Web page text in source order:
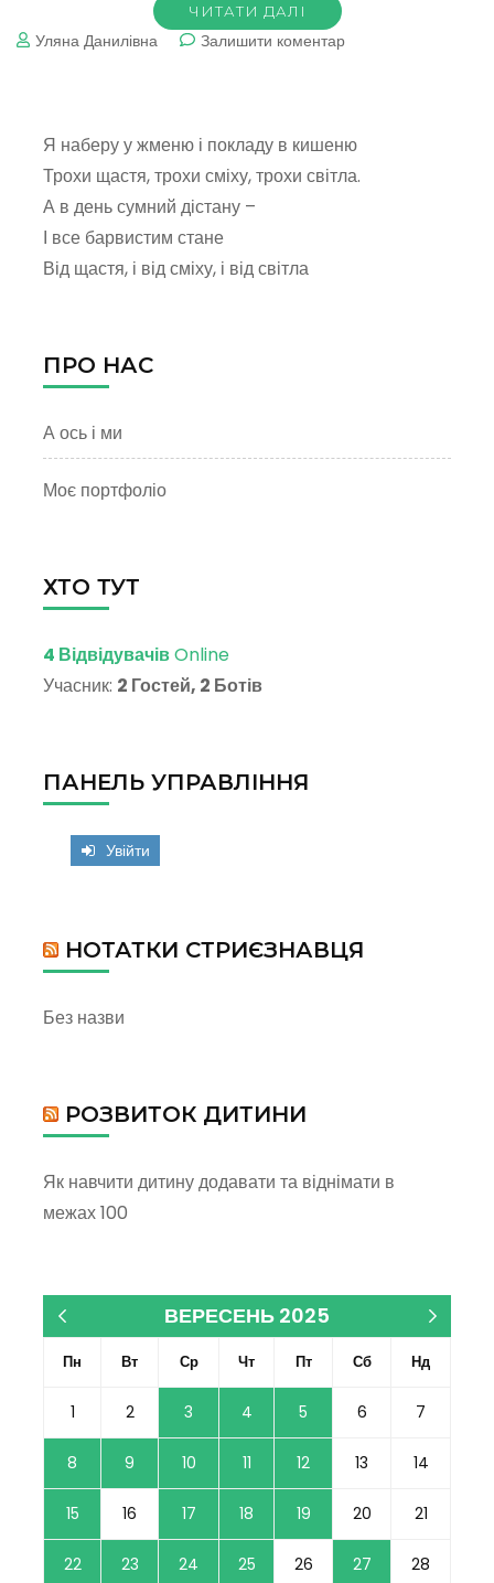
ЧИТАТИ ДАЛІ
Уляна Данилівна Залишити коментардо
Я наберу у жменю і покладу в кишеню
Трохи щастя, трохи сміху, трохи світла.
А в день сумний дістану –
І все барвистим стане
Від щастя, і від сміху, і від світла
ПРО НАС
А ось і ми
Моє портфоліо
ХТО ТУТ
4 ВідвідувачівOnline
Учасник: 2 Гостей, 2 Ботів
ПАНЕЛЬ УПРАВЛІННЯ
Увійти
НОТАТКИ СТРИЄЗНАВЦЯ
Без назви
РОЗВИТОК ДИТИНИ
Як навчити дитину додавати та віднімати в
межах 100
ВЕРЕСЕНЬ 2025
Пн Вт Ср Чт Пт Сб Нд
1 2 3 4 5 6 7
8 9 10 11 12 13 14
15 16 17 18 19 20 21
22 23 24 25 26 27 28